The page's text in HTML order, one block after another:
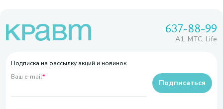
637-88-99
A1, МТС, Life
Подписка на рассылку акций и новинок
Ваш e-mail*
Подписаться